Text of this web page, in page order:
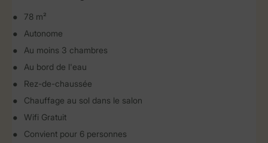
78 m²
Autonome
Au moins 3 chambres
Au bord de l'eau
Rez-de-chaussée
Chauffage au sol dans le salon
Wifi Gratuit
Convient pour 6 personnes